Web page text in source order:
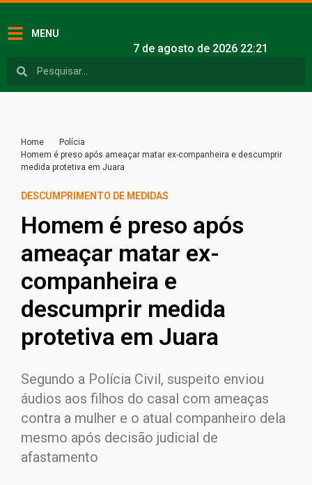
MENU
7 de agosto de 2026 22:21
Home
Polícia
Homem é preso após ameaçar matar ex-companheira e descumprir
medida protetiva em Juara
DESCUMPRIMENTO DE MEDIDAS
Homem é preso após
ameaçar matar ex-
companheira e
descumprir medida
protetiva em Juara
Segundo a Polícia Civil, suspeito enviou
áudios aos filhos do casal com ameaças
contra a mulher e o atual companheiro dela
mesmo após decisão judicial de
afastamento